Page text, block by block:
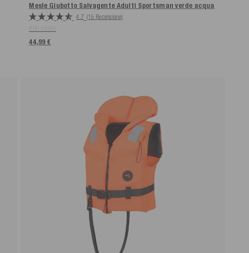
Mesle Giubotto Salvagente Adulti Sportsmanverde acqua
4.7 (15 Recensione)
44,99 €